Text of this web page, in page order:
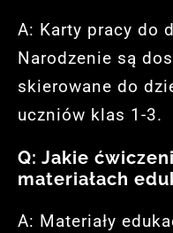
A: Karty pracy do
Narodzenie są
skierowane do
uczniów klas 1-3.
Q: Jakie
materiałach
A: Materiały